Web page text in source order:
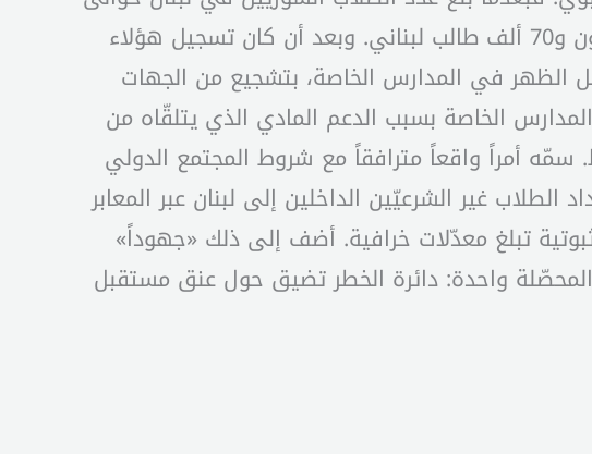
267 ألف طالب العام الماضي، ها هو يتخطّى الـ500 ألف طالب حالياً من أصل حوالى مليون و70 ألف طالب لبناني. وبعد أن كان تسجيل هؤلاء
في المدارس الخاصة، بتشجيع من الجهات
الخاصة بسبب الدعم المادي الذي يتلقّاه من
سمّه أمراً واقعاً مترافقاً مع شروط المجتمع الدولي
غير الشرعيّين الداخلين إلى لبنان عبر المعابر
ثبوتية تبلغ معدّلات خرافية. أضف إلى ذلك «جهوداً»
واحدة: دائرة الخطر تضيق حول عنق مستقبل